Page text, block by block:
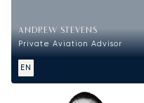
ANDREW STEVENS
Private Aviation Advisor
EN